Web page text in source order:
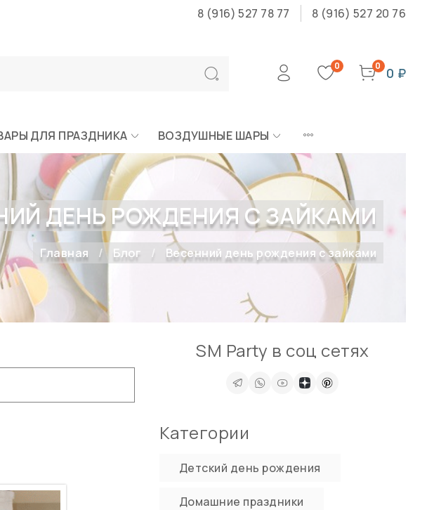
8 (916) 527 78 77 8 (916) 527 20 76
0 0 0 ₽
ДЛЯ ПРАЗДНИКА ВОЗДУШНЫЕ ШАРЫ
ДЕНЬ РОЖДЕНИЯ С ЗАЙКАМИ
Главная Блог Весенний день рождения с зайками
SM Party в соц сетях
Категории
Детский день рождения
Домашние праздники